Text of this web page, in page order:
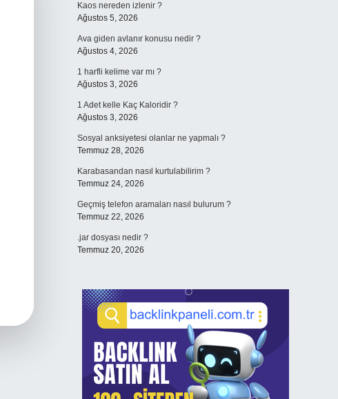
Kaos nereden izlenir ?
Ağustos 5, 2026
Ava giden avlanır konusu nedir ?
Ağustos 4, 2026
1 harfli kelime var mı ?
Ağustos 3, 2026
1 Adet kelle Kaç Kaloridir ?
Ağustos 3, 2026
Sosyal anksiyetesi olanlar ne yapmalı ?
Temmuz 28, 2026
Karabasandan nasıl kurtulabilirim ?
Temmuz 24, 2026
Geçmiş telefon aramaları nasıl bulurum ?
Temmuz 22, 2026
.jar dosyası nedir ?
Temmuz 20, 2026